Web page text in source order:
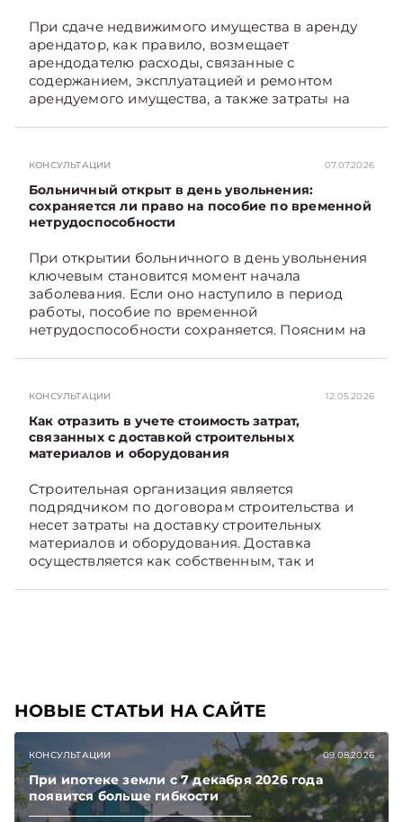
При сдаче недвижимого имущества в аренду
арендатор, как правило, возмещает
арендодателю расходы, связанные с
содержанием, эксплуатацией и ремонтом
арендуемого имущества, а также затраты на
связанных с содержанием и эксплуатацией
мест общего пользования, в частности –
контрольно-­пропускного пункта? Рассмотрим
порядок их распределения. Подписывайтесь
экономике Беларуси — раньше, чем в новостях
TelegramViber
КОНСУЛЬТАЦИИ 07.07.2026
Больничный открыт в день увольнения:
сохраняется ли право на пособие по временной
нетрудоспособности
При открытии больничного в день увольнения
ключевым становится момент начала
заболевания. Если оно наступило в период
работы, пособие по временной
нетрудоспособности сохраняется. Поясним на
КОНСУЛЬТАЦИИ 12.05.2026
Как отразить в учете стоимость затрат,
связанных с доставкой строительных
материалов и оборудования
Строительная организация является
подрядчиком по договорам строительства и
несет затраты на доставку строительных
материалов и оборудования. Доставка
осуществляется как собственным, так и
НОВЫЕ СТАТЬИ НА САЙТЕ
КОНСУЛЬТАЦИИ 09.08.2026
При ипотеке земли с 7 декабря 2026 года
появится больше гибкости